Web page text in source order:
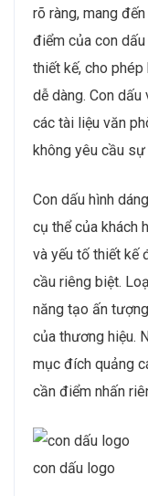
rõ ràng, mang
điểm của con
thiết kế, cho
dễ dàng. Con
các tài liệu văn
không yêu cầu
Con dấu hình
cụ thể của khách
và yếu tố thiết kế
cầu riêng biệt.
năng tạo ấn
của thương hiệu.
mục đích quảng
cần điểm nhấn
con dấu logo